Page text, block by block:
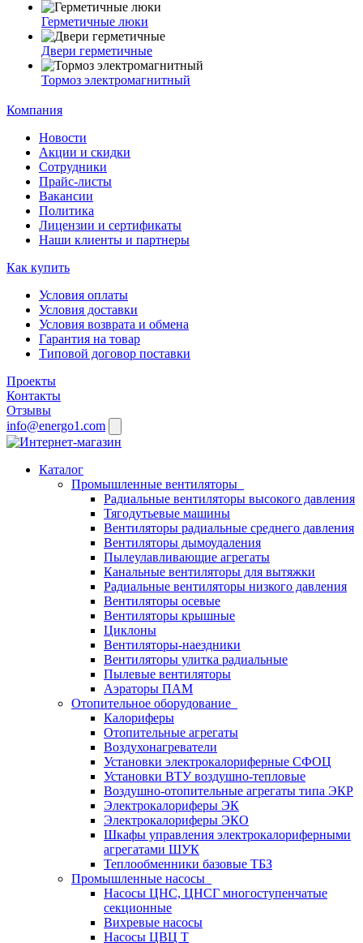
Герметичные люки
Двери герметичные
Тормоз электромагнитный
Компания
Новости
Акции и скидки
Сотрудники
Прайс-листы
Вакансии
Политика
Лицензии и сертификаты
Наши клиенты и партнеры
Как купить
Условия оплаты
Условия доставки
Условия возврата и обмена
Гарантия на товар
Типовой договор поставки
Проекты
Контакты
Отзывы
info@energo1.com
Каталог
Промышленные вентиляторы
Радиальные вентиляторы высокого давления
Тягодутьевые машины
Вентиляторы радиальные среднего давления
Вентиляторы дымоудаления
Пылеулавливающие агрегаты
Канальные вентиляторы для вытяжки
Радиальные вентиляторы низкого давления
Вентиляторы осевые
Вентиляторы крышные
Циклоны
Вентиляторы-наездники
Вентиляторы улитка радиальные
Пылевые вентиляторы
Аэраторы ПАМ
Отопительное оборудование
Калориферы
Отопительные агрегаты
Воздухонагреватели
Установки электрокалориферные СФОЦ
Установки ВТУ воздушно-тепловые
Воздушно-отопительные агрегаты типа ЭКР
Электрокалориферы ЭК
Электрокалориферы ЭКО
Шкафы управления электрокалориферными
агрегатами ШУК
Теплообменники базовые ТБЗ
Промышленные насосы
Насосы ЦНС, ЦНСГ многоступенчатые
секционные
Вихревые насосы
Насосы ЦВЦ Т